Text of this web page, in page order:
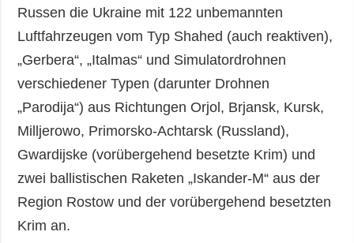
Russen die Ukraine mit 122 unbemannten
Luftfahrzeugen vom Typ Shahed (auch reaktiven),
„Gerbera“, „Italmas“ und Simulatordrohnen
verschiedener Typen (darunter Drohnen
„Parodija“) aus Richtungen Orjol, Brjansk, Kursk,
Milljerowo, Primorsko-Achtarsk (Russland),
Gwardijske (vorübergehend besetzte Krim) und
zwei ballistischen Raketen „Iskander-M“ aus der
Region Rostow und der vorübergehend besetzten
Krim an.